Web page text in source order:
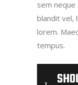
sem neque
blandit vel,
lorem.
tempus.